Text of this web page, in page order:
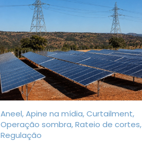
Aneel, Apine na mídia, Curtailment,
Operação sombra, Rateio de cortes,
Regulação